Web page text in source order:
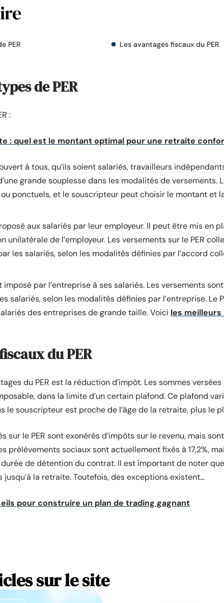
PER Les avantages fiscaux du PER
de PER
:
: quel est le montant optimal pour une retraite
à tous, qu’ils soient salariés, travailleurs
grande souplesse dans les modalités de versements.
ponctuels, et le souscripteur peut choisir le montant et
aux salariés par leur employeur. Il peut être mis en
unilatérale de l’employeur. Les versements sur le PER
les salariés, selon les modalités définies par l’accord
imposé par l’entreprise à ses salariés. Les versements
salariés, selon les modalités définies par l’entreprise. Le
des entreprises de grande taille. Voici les meilleurs
du PER
du PER est la réduction d’impôt. Les sommes versées
dans la limite d’un certain plafond. Ce plafond
le souscripteur est proche de l’âge de la retraite, plus le
sur le PER sont exonérés d’impôts sur le revenu, mais
prélèvements sociaux sont actuellement fixés à 17,2%,
de détention du contrat. Il est important de noter
jusqu’à la retraite. Toutefois, des exceptions existent…
pour construire un plan de trading gagnant
sur le site